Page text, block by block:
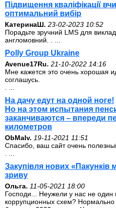
Підвищення кваліфікації
оптимальний вибір
КатеринаШ. 23-02-2023 10:52
Порадьте зручний LMS для
англомовний. . ...
Polly Group Ukraine
Avenue17Ru. 21-10-2022 14:16
Мне кажется это очень хорошая
соглашусь.
На дачу едут на одной ноге!
Но на этом испытания
заканчиваются – впереди
километров
ОbMalv. 19-11-2021 11:51
Спасибо, ваш сайт очень
Закупівля нових «Пакунків
зриву
Ольга. 11-05-2021 18:00
Господи... Неужели у нас не один
коррупционных схем? Нормально